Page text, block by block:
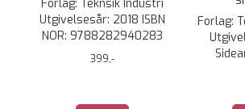
Forlag: Teknsik Industri
Utgivelsesår: 2018 ISBN
NOR: 9788282940283
399,-
Forlag: